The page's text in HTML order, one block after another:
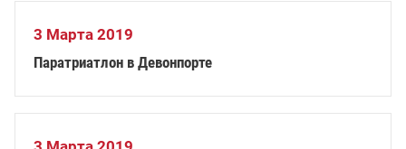
3 Марта 2019
Паратриатлон в Девонпорте